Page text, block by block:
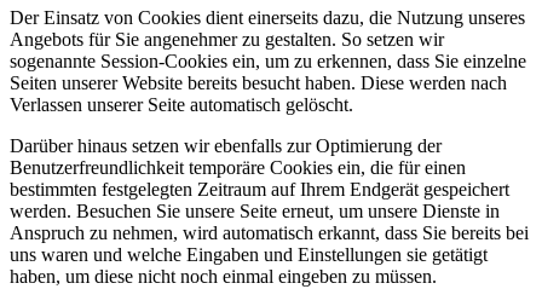
Der Einsatz von Cookies dient einerseits dazu, die Nutzung unseres
Angebots für Sie angenehmer zu gestalten. So setzen wir
sogenannte Session-Cookies ein, um zu erkennen, dass Sie einzelne
Seiten unserer Website bereits besucht haben. Diese werden nach
Verlassen unserer Seite automatisch gelöscht.
Darüber hinaus setzen wir ebenfalls zur Optimierung der
Benutzerfreundlichkeit temporäre Cookies ein, die für einen
bestimmten festgelegten Zeitraum auf Ihrem Endgerät gespeichert
werden. Besuchen Sie unsere Seite erneut, um unsere Dienste in
Anspruch zu nehmen, wird automatisch erkannt, dass Sie bereits bei
uns waren und welche Eingaben und Einstellungen sie getätigt
haben, um diese nicht noch einmal eingeben zu müssen.